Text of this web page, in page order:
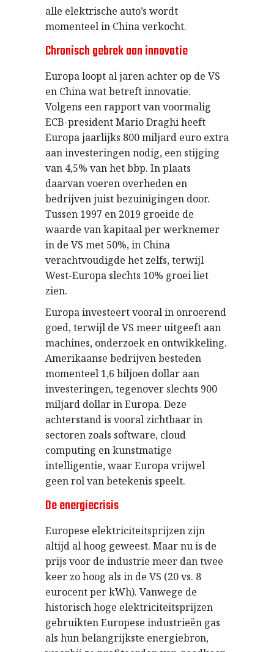
alle elektrische auto’s wordt
momenteel in China verkocht.
Chronisch gebrek aan innovatie
Europa loopt al jaren achter op de VS
en China wat betreft innovatie.
Volgens een rapport van voormalig
ECB-president Mario Draghi heeft
Europa jaarlijks 800 miljard euro extra
aan investeringen nodig, een stijging
van 4,5% van het bbp. In plaats
daarvan voeren overheden en
bedrijven juist bezuinigingen door.
Tussen 1997 en 2019 groeide de
waarde van kapitaal per werknemer
in de VS met 50%, in China
verachtvoudigde het zelfs, terwijl
West-Europa slechts 10% groei liet
zien.
Europa investeert vooral in onroerend
goed, terwijl de VS meer uitgeeft aan
machines, onderzoek en ontwikkeling.
Amerikaanse bedrijven besteden
momenteel 1,6 biljoen dollar aan
investeringen, tegenover slechts 900
miljard dollar in Europa. Deze
achterstand is vooral zichtbaar in
sectoren zoals software, cloud
computing en kunstmatige
intelligentie, waar Europa vrijwel
geen rol van betekenis speelt.
De energiecrisis
Europese elektriciteitsprijzen zijn
altijd al hoog geweest. Maar nu is de
prijs voor de industrie meer dan twee
keer zo hoog als in de VS (20 vs. 8
eurocent per kWh). Vanwege de
historisch hoge elektriciteitsprijzen
gebruikten Europese industrieën gas
als hun belangrijkste energiebron,